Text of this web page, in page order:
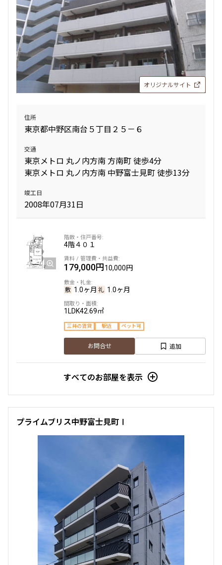
オリジナルサイト
住所
東京都中野区南台５丁目２５－６
交通
東京メトロ 丸ノ内方南 方南町 徒歩4分
東京メトロ 丸ノ内方南 中野富士見町 徒歩13分
竣工日
2008年07月31日
4階４０１
179,000円10,000円
1.0ヶ月 1.0ヶ月
1LDK42.69㎡
三井の賃貸 駅近 ペット可
お問合せ 追加
すべてのお部屋を表示
プライムブリス中野富士見町Ⅰ